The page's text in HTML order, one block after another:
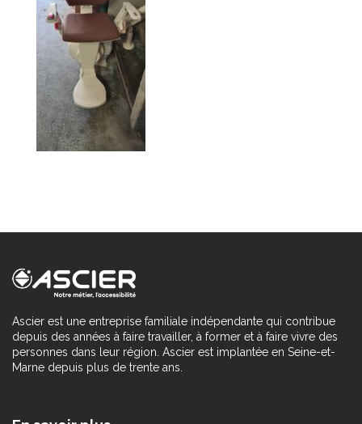
Ascier est une entreprise familiale indépendante qui contribue
depuis des années à faire travailler, à former et à faire vivre des
personnes dans leur région. Ascier est implantée en Seine-et-
Marne depuis plus de trente ans.